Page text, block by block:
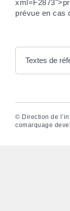
prévue en cas
Textes de
© Direction de
comarquage